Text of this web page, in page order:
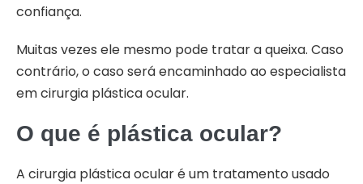
confiança.
Muitas vezes ele mesmo pode tratar a queixa. Caso
contrário, o caso será encaminhado ao especialista
em cirurgia plástica ocular.
O que é plástica ocular?
A cirurgia plástica ocular é um tratamento usado